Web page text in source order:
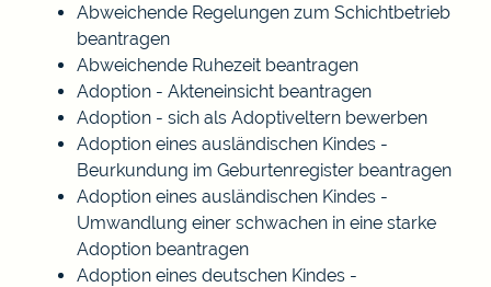
Abweichende Regelungen zum Schichtbetrieb
beantragen
Abweichende Ruhezeit beantragen
Adoption - Akteneinsicht beantragen
Adoption - sich als Adoptiveltern bewerben
Adoption eines ausländischen Kindes -
Beurkundung im Geburtenregister beantragen
Adoption eines ausländischen Kindes -
Umwandlung einer schwachen in eine starke
Adoption beantragen
Adoption eines deutschen Kindes -